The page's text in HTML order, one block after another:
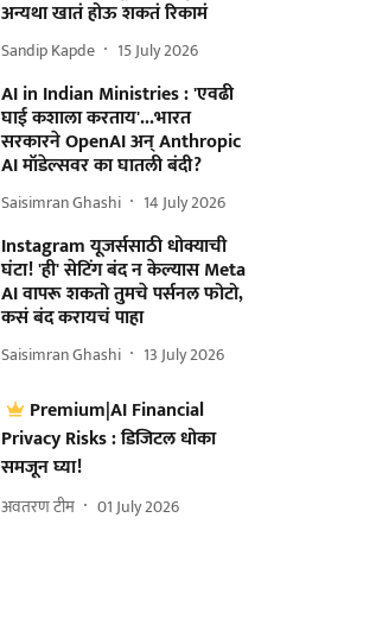
अन्यथा खातं होऊ शकतं रिकामं
Sandip Kapde 15 July 2026
AI in Indian Ministries : 'एवढी
घाई कशाला करताय'...भारत
सरकारने OpenAI अन् Anthropic
AI मॉडेल्सवर का घातली बंदी?
Saisimran Ghashi 14 July 2026
Instagram यूजर्ससाठी धोक्याची
घंटा! 'ही' सेटिंग बंद न केल्यास Meta
AI वापरू शकतो तुमचे पर्सनल फोटो,
कसं बंद करायचं पाहा
Saisimran Ghashi 13 July 2026
Premium|AI Financial
Privacy Risks : डिजिटल धोका
समजून घ्या!
अवतरण टीम 01 July 2026